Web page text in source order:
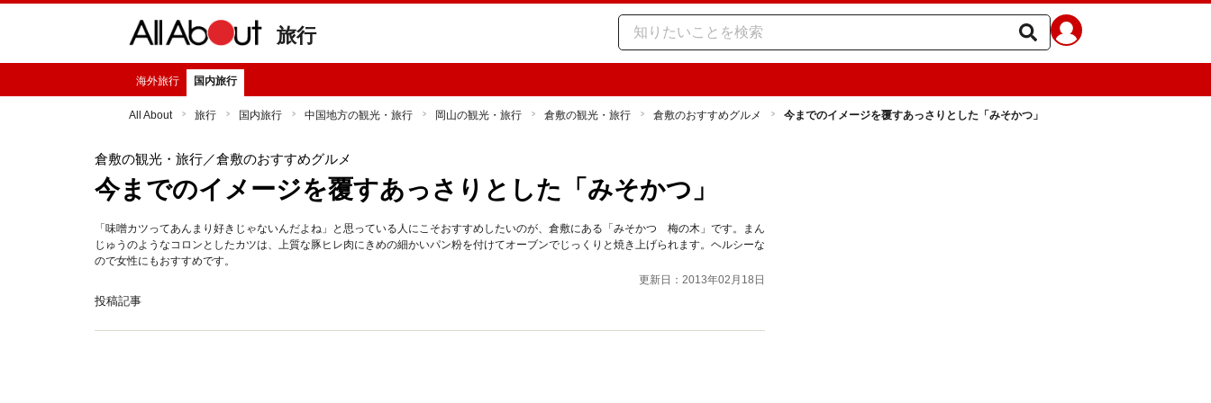
旅行
海外旅行 国内旅行
All About 旅行 国内旅行 中国地方の観光・旅行 岡山の観光・旅行 倉敷の観光・旅行 倉敷のおすすめグルメ 今までのイメージを覆すあっさりとした「みそかつ」
倉敷の観光・旅行／倉敷のおすすめグルメ
今までのイメージを覆すあっさりとした「みそかつ」
「味噌カツってあんまり好きじゃないんだよね」と思っている人にこそおすすめしたいのが、倉敷にある「みそかつ 梅の木」です。まん
じゅうのようなコロンとしたカツは、上質な豚ヒレ肉にきめの細かいパン粉を付けてオーブンでじっくりと焼き上げられます。ヘルシーな
ので女性にもおすすめです。
更新日：2013年02月18日
投稿記事